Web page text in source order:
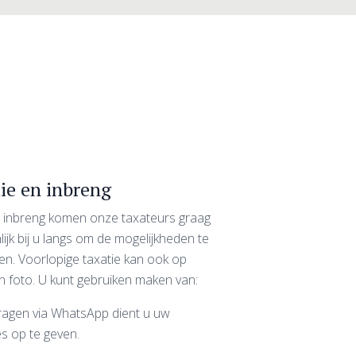
en inbreng
inbreng komen onze taxateurs graag
bij u langs om de mogelijkheden te
Voorlopige taxatie kan ook op
foto. U kunt gebruiken maken van:
via WhatsApp dient u uw
op te geven.